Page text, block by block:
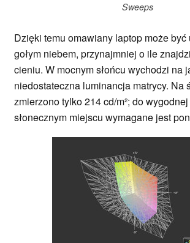
Sweeps
Dzięki temu omawiany laptop może być
gołym niebem, przynajmniej o ile
cieniu. W mocnym słońcu wychodzi na
niedostateczna luminancja matrycy. Na
zmierzono tylko 214 cd/m²; do
słonecznym miejscu wymagane jest